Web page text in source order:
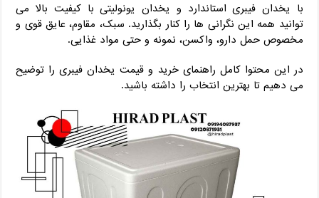
با یخدان فیبری استاندارد و یخدان یونولیتی با کیفیت بالا می
‌توانید همه این نگرانی ‌ها را کنار بگذارید. سبک، مقاوم، عایق قوی و
مخصوص حمل دارو، واکسن، نمونه و حتی مواد غذایی.
در این محتوا کامل راهنمای خرید و قیمت یخدان فیبری را توضیح
می ‌دهیم تا بهترین انتخاب را داشته باشید.